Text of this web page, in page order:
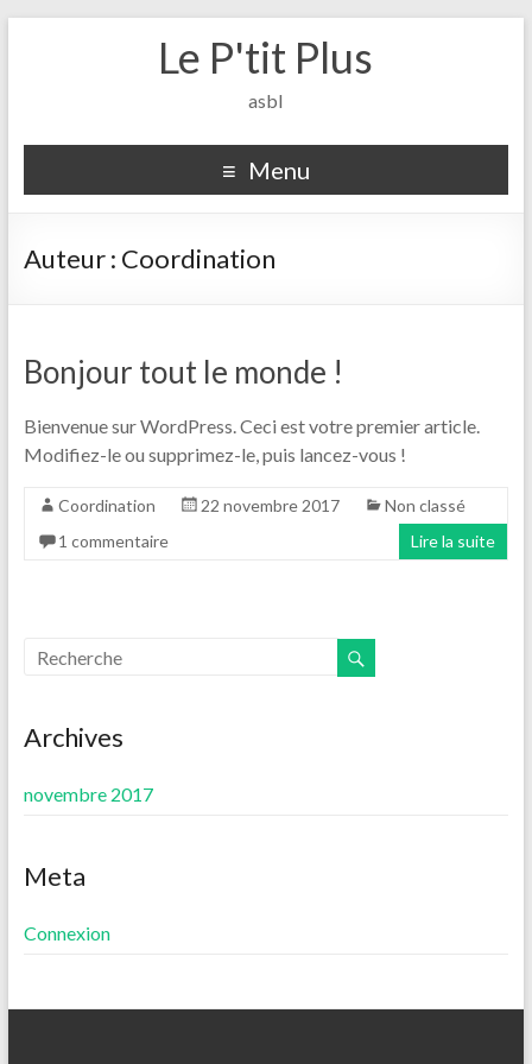
Le P'tit Plus
asbl
Menu
Auteur : Coordination
Bonjour tout le monde !
Bienvenue sur WordPress. Ceci est votre premier article.
Modifiez-le ou supprimez-le, puis lancez-vous !
Coordination 22 novembre 2017
Non classé
1 commentaire
Lire la suite
Archives
novembre 2017
Meta
Connexion